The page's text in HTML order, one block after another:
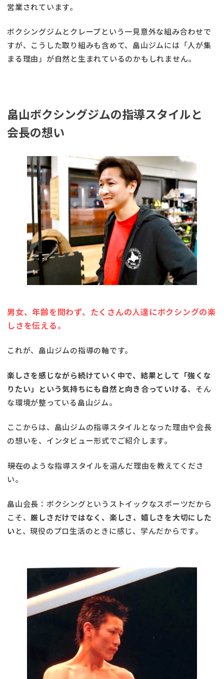
営業されています。
ボクシングジムとクレープという一見意外な組み合わせで
すが、こうした取り組みも含めて、畠山ジムには「人が集
まる理由」が自然と生まれているのかもしれません。
畠山ボクシングジムの指導スタイルと
会長の想い
男女、年齢を問わず、たくさんの人達にボクシングの楽
しさを伝える。
これが、畠山ジムの指導の軸です。
楽しさを感じながら続けていく中で、結果として「強くな
りたい」という気持ちにも自然と向き合っていける、そん
な環境が整っている畠山ジム。
ここからは、畠山ジムの指導スタイルとなった理由や会長
の想いを、インタビュー形式でご紹介します。
―――現在のような指導スタイルを選んだ理由を教えてくださ
い。
畠山会長：ボクシングというストイックなスポーツだから
こそ、厳しさだけではなく、楽しさ、嬉しさを大切にした
いと、現役のプロ生活のときに感じ、学んだからです。